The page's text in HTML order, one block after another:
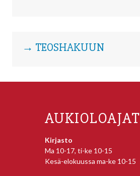
→ TEOSHAKUUN
AUKIOLOAJAT
Kirjasto
Ma 10-17, ti-ke 10-15
Kesä-elokuussa ma-ke 10-15